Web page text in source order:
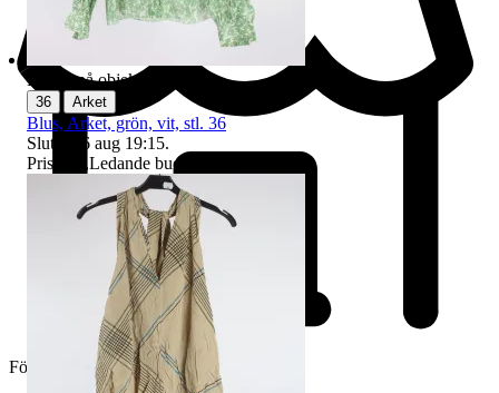
Företag
Badge på objektet:
36 Arket
Blus, Arket, grön, vit, stl. 36
Sluttid
16 aug 19:15.
Pris:
,Ledande bud